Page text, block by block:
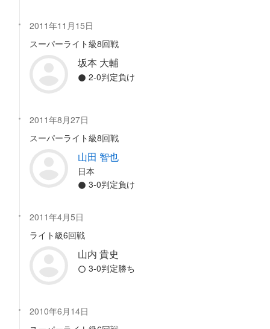
2011年11月15日
スーパーライト級8回戦
坂本 大輔
2-0判定負け
2011年8月27日
スーパーライト級8回戦
山田 智也
日本
3-0判定負け
2011年4月5日
ライト級6回戦
山内 貴史
3-0判定勝ち
2010年6月14日